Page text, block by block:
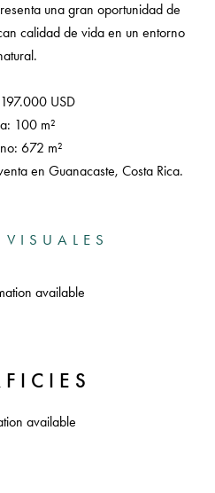
una gran oportunidad de
calidad de vida en un entorno
USD
100 m²
672 m²
en Guanacaste, Costa Rica.
available
available